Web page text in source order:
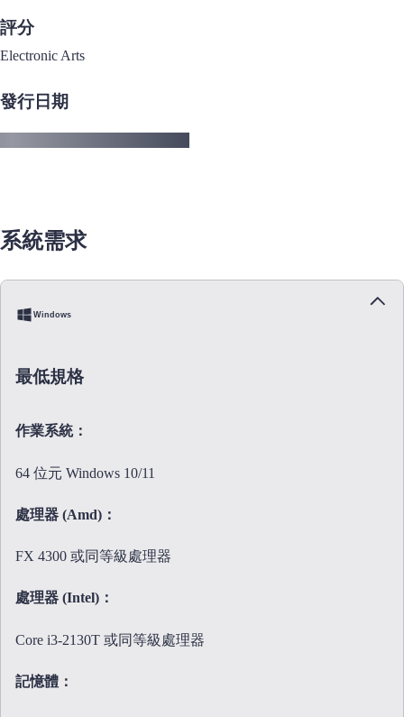
評分
Electronic Arts
發行日期
系統需求
Windows
最低規格
作業系統：
64 位元 Windows 10/11
處理器 (Amd)：
FX 4300 或同等級處理器
處理器 (Intel)：
Core i3-2130T 或同等級處理器
記憶體：